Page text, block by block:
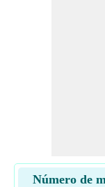
Número de